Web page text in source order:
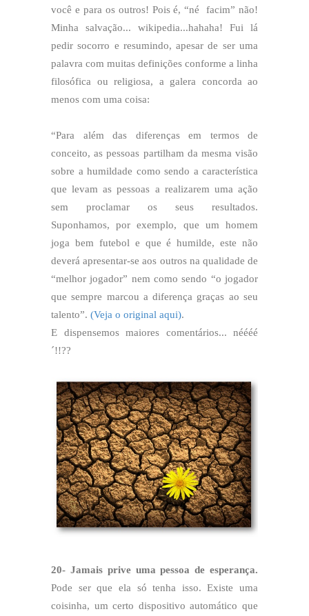
você e para os outros! Pois é, “né facim” não!
Minha salvação... wikipedia...hahaha! Fui lá
pedir socorro e resumindo, apesar de ser uma
palavra com muitas definições conforme a linha
filosófica ou religiosa, a galera concorda ao
menos com uma coisa:
“Para além das diferenças em termos de
conceito, as pessoas partilham da mesma visão
sobre a humildade como sendo a característica
que levam as pessoas a realizarem uma ação
sem proclamar os seus resultados.
Suponhamos, por exemplo, que um homem
joga bem futebol e que é humilde, este não
deverá apresentar-se aos outros na qualidade de
“melhor jogador” nem como sendo “o jogador
que sempre marcou a diferença graças ao seu
talento”. (Veja o original aqui).
E dispensemos maiores comentários... néééé
´!!??
20- Jamais prive uma pessoa de esperança.
Pode ser que ela só tenha isso. Existe uma
coisinha, um certo dispositivo automático que